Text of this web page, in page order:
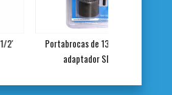
Portabrocas de 13 mm con
adaptador SDS+